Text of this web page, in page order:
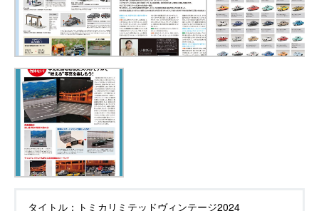
タイトル： トミカリミテッドヴィンテージ2024